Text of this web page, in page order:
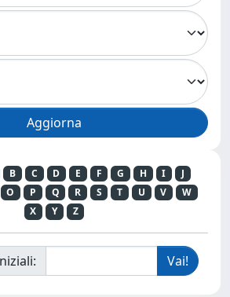
B C D E F G H I
J
O P Q R S T U V
W
X
Y Z